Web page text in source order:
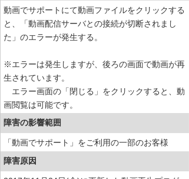
動画でサポートにて動画ファイルをクリックする
と、「動画配信サーバとの接続が切断されまし
た」のエラーが発生する。
※エラーは発生しますが、後ろの画面で動画が再
生されています。
エラー画面の「閉じる」をクリックすると、動
画閲覧は可能です。
障害の影響範囲
「動画でサポート」をご利用の一部のお客様
障害原因